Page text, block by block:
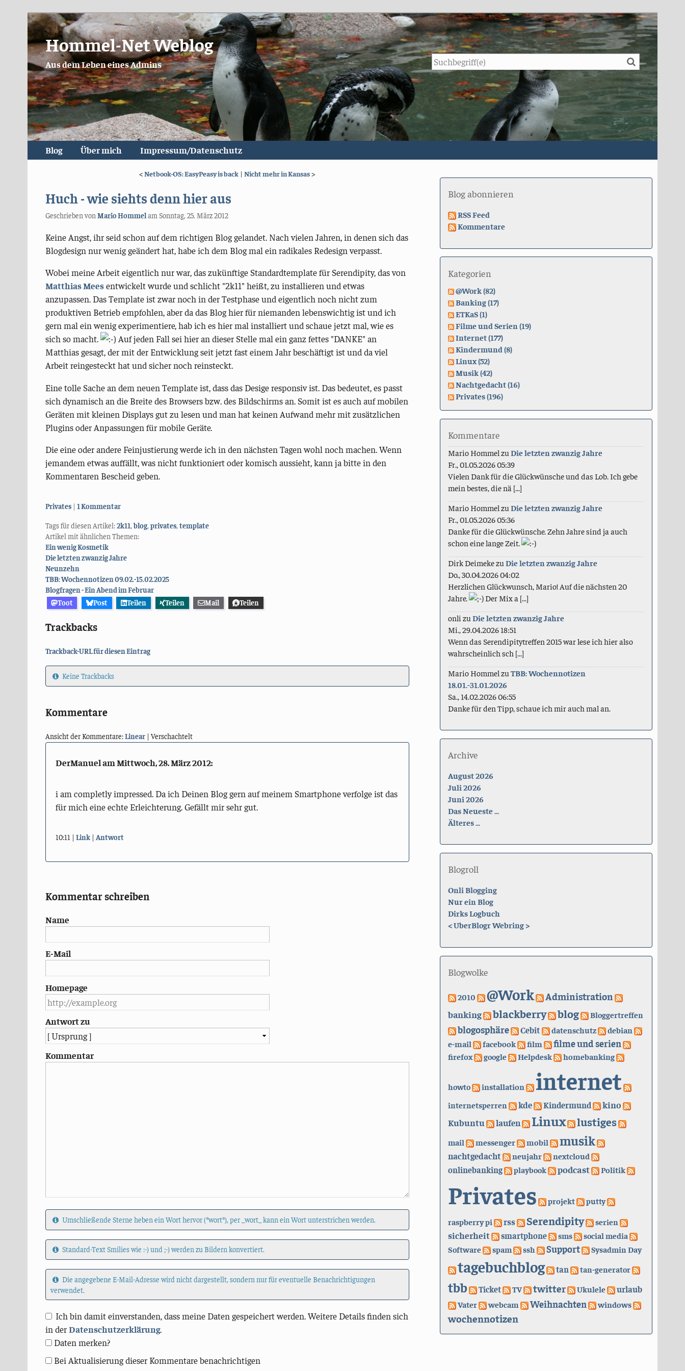
Hommel-Net Weblog
Aus dem Leben eines Admins Suche
Blog Über mich Impressum/Datenschutz
<Netbook-OS: EasyPeasy is back | Nicht mehr in Kansas>
Huch - wie siehts denn hier aus
Geschrieben von Mario Hommelam Sonntag, 25. März 2012
Keine Angst, ihr seid schon auf dem richtigen Blog gelandet. Nach vielen Jahren, in denen sich das
Blogdesign nur wenig geändert hat, habe ich dem Blog mal ein radikales Redesign verpasst.
Wobei meine Arbeit eigentlich nur war, das zukünftige Standardtemplate für Serendipity, das von
Matthias Meesentwickelt wurde und schlicht "2k11" heißt, zu installieren und etwas
anzupassen. Das Template ist zwar noch in der Testphase und eigentlich noch nicht zum
produktiven Betrieb empfohlen, aber da das Blog hier für niemanden lebenswichtig ist und ich
gern mal ein wenig experimentiere, hab ich es hier mal installiert und schaue jetzt mal, wie es
sich so macht.
Auf jeden Fall sei hier an dieser Stelle mal ein ganz fettes "DANKE" an
Matthias gesagt, der mit der Entwicklung seit jetzt fast einem Jahr beschäftigt ist und da viel
Arbeit reingesteckt hat und sicher noch reinsteckt.
Eine tolle Sache an dem neuen Template ist, dass das Desige responsiv ist. Das bedeutet, es passt
sich dynamisch an die Breite des Browsers bzw. des Bildschirms an. Somit ist es auch auf mobilen
Geräten mit kleinen Displays gut zu lesen und man hat keinen Aufwand mehr mit zusätzlichen
Plugins oder Anpassungen für mobile Geräte.
Die eine oder andere Feinjustierung werde ich in den nächsten Tagen wohl noch machen. Wenn
jemandem etwas auffällt, was nicht funktioniert oder komisch aussieht, kann ja bitte in den
Kommentaren Bescheid geben.
Kategorien:
Privates 1 Kommentar
Tags für diesen Artikel:2k11,blog, privates, template
Artikel mit ähnlichen Themen:
Ein wenig Kosmetik
Die letzten zwanzig Jahre
Neunzehn
TBB: Wochennotizen 09.02.-15.02.2025
Blogfragen - Ein Abend im Februar
Toot
Post Teilen Teilen Mail Teilen
Trackbacks
Trackback-URL für diesen Eintrag
Keine Trackbacks
Kommentare
Ansicht der Kommentare:Linear| Verschachtelt
DerManuel amMittwoch, 28. März 2012:
i am completly impressed. Da ich Deinen Blog gern auf meinem Smartphone verfolge ist das
für mich eine echte Erleichterung. Gefällt mir sehr gut.
10:11 Link Antwort
Kommentar schreiben
Name
E-Mail
Homepage
Antwort zu
Kommentar
Umschließende Sterne heben ein Wort hervor (*wort*), per _wort_ kann ein Wort unterstrichen werden.
Standard-Text Smilies wie :-) und ;-) werden zu Bildern konvertiert.
Die angegebene E-Mail-Adresse wird nicht dargestellt, sondern nur für eventuelle Benachrichtigungen
verwendet.
Ich bin damit einverstanden, dass meine Daten gespeichert werden. Weitere Details finden sich
in derDatenschutzerklärung.
Daten merken?
Bei Aktualisierung dieser Kommentare benachrichtigen
Blog abonnieren
RSS Feed
Kommentare
Kategorien
@Work (82)
Banking (17)
ETKaS (1)
Filme und Serien (19)
Internet (177)
Kindermund (8)
Linux (52)
Musik (42)
Nachtgedacht (16)
Privates (196)
Kommentare
Mario Hommel zuDie letzten zwanzig Jahre
Fr., 01.05.2026 05:39
Vielen Dank für die Glückwünsche und das Lob. Ich gebe
mein bestes, die nä [...]
Mario Hommel zuDie letzten zwanzig Jahre
Fr., 01.05.2026 05:36
Danke für die Glückwünsche. Zehn Jahre sind ja auch
schon eine lange Zeit.
Dirk DeimekezuDie letzten zwanzig Jahre
Do., 30.04.2026 04:02
Herzlichen Glückwunsch, Mario! Auf die nächsten 20
Jahre.
Der Mix a [...]
onli zuDie letzten zwanzig Jahre
Mi., 29.04.2026 18:51
Wenn das Serendipitytreffen 2015 war lese ich hier also
wahrscheinlich sch [...]
Mario Hommel zuTBB: Wochennotizen
18.01.-31.01.2026
Sa., 14.02.2026 06:55
Danke für den Tipp, schaue ich mir auch mal an.
Archive
August 2026
Juli 2026
Juni 2026
Das Neueste ...
Älteres ...
Blogroll
Onli Blogging
Nur ein Blog
Dirks Logbuch
<UberBlogr Webring>
Blogwolke
2010 @Work Administration
banking blackberry blog Bloggertreffen
blogosphäre Cebit datenschutz
debian
e-mail
facebook film filme und serien
firefox google Helpdesk homebanking
howto installation internet
internetsperren kde Kindermund
kino
Kubuntu
laufen Linux lustiges
mail messenger mobil musik
nachtgedacht neujahr nextcloud
onlinebanking playbook podcast Politik
Privates projekt putty
raspberry pi rss Serendipity serien
sicherheit smartphone sms
social media
Software
spam ssh Support Sysadmin Day
tagebuchblog tan tan-generator
tbb Ticket TV twitter Ukulele urlaub
Vater webcam Weihnachten windows
wochennotizen